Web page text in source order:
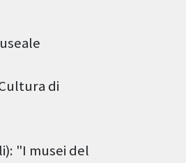
di
"I musei del